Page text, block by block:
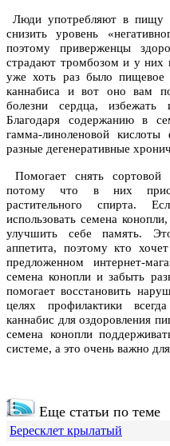
Люди употребляют в пищу
снизить уровень
поэтому приверженцы
страдают тромбозом и у них
уже хоть раз было пищевое
каннабиса и вот оно вам
болезни сердца,
Благодаря содержанию в
гамма-линоленовой кислоты
разные дегенеративные
Помогает снять сортовой
потому что в них
растительного спирта.
использовать семена
улучшить себе память.
аппетита, поэтому кто
предложенном интернет-
семена конопли и забыть
помогает восстановить
целях профилактики
каннабис для оздоровления
семена конопли
системе, а это очень важно
Еще статьи по теме
Бересклет крылатый